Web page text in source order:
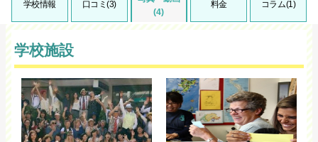
学校情報 口コミ(3)
(4)
料金 コラム(1)
学校施設